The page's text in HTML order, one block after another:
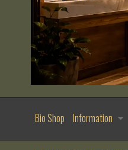
Bio Shop Information